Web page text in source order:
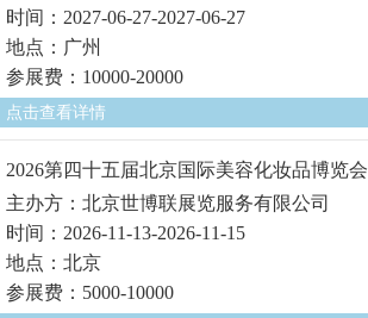
时间：2027-06-27-2027-06-27
地点：广州
参展费：10000-20000
点击查看详情
2026第四十五届北京国际美容化妆品博览会
主办方：北京世博联展览服务有限公司
时间：2026-11-13-2026-11-15
地点：北京
参展费：5000-10000